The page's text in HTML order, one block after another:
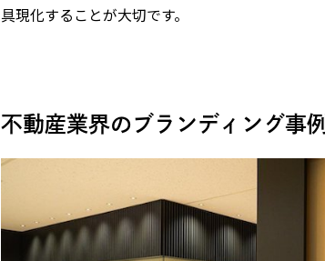
具現化することが大切です。
不動産業界のブランディング事例